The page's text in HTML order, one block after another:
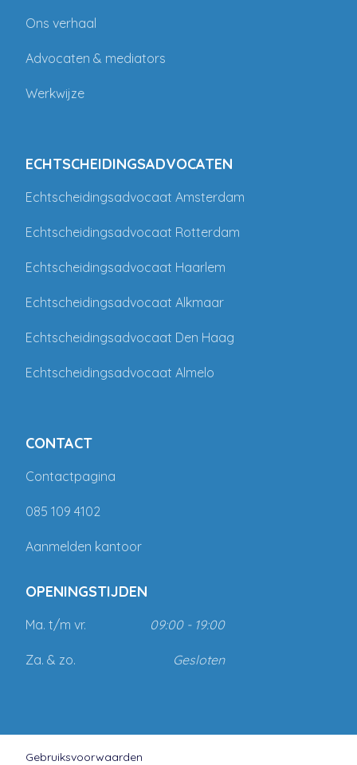
Ons verhaal
Advocaten & mediators
Werkwijze
ECHTSCHEIDINGSADVOCATEN
Echtscheidingsadvocaat Amsterdam
Echtscheidingsadvocaat Rotterdam
Echtscheidingsadvocaat Haarlem
Echtscheidingsadvocaat Alkmaar
Echtscheidingsadvocaat Den Haag
Echtscheidingsadvocaat Almelo
CONTACT
Contactpagina
085 109 4102
Aanmelden kantoor
OPENINGSTIJDEN
Ma. t/m vr. 09:00 - 19:00
Za. & zo. Gesloten
Gebruiksvoorwaarden